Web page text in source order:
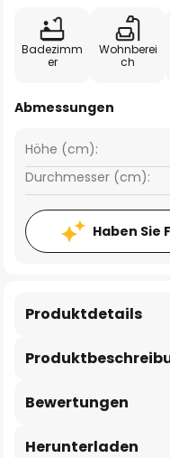
Badezimm
er
Wohnberei
ch
Abmessungen
Höhe (cm):
Durchmesser (cm):
Haben Sie
Produktdetails
Bewertungen
Herunterladen